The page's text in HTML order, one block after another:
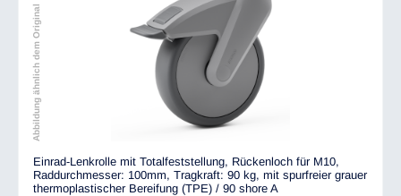
Abbildung ähnlich dem Original
Einrad-Lenkrolle mit Totalfeststellung, Rückenloch für M10,
Raddurchmesser: 100mm, Tragkraft: 90 kg, mit spurfreier grauer
thermoplastischer Bereifung (TPE) / 90 shore A